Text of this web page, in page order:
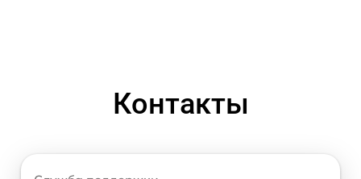
Контакты